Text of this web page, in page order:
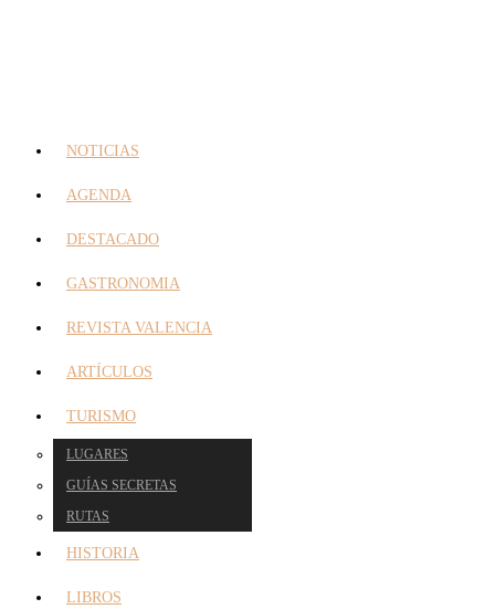
NOTICIAS
AGENDA
DESTACADO
GASTRONOMIA
REVISTA VALENCIA
ARTÍCULOS
TURISMO
LUGARES
GUÍAS SECRETAS
RUTAS
HISTORIA
LIBROS